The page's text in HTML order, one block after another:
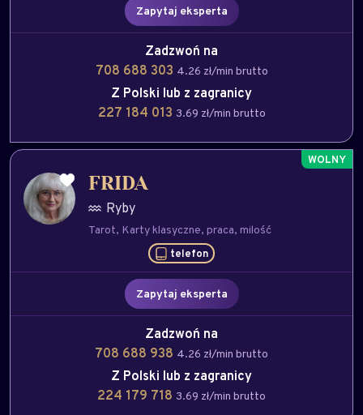
Zapytaj eksperta
Zadzwoń na
708 688 303 4.26 zł/min brutto
Z Polski lub z zagranicy
227 184 013 3.69 zł/min brutto
FRIDA
Ryby
Tarot Karty klasyczne praca milość
telefon
Zapytaj eksperta
Zadzwoń na
708 688 938 4.26 zł/min brutto
Z Polski lub z zagranicy
224 179 718 3.69 zł/min brutto